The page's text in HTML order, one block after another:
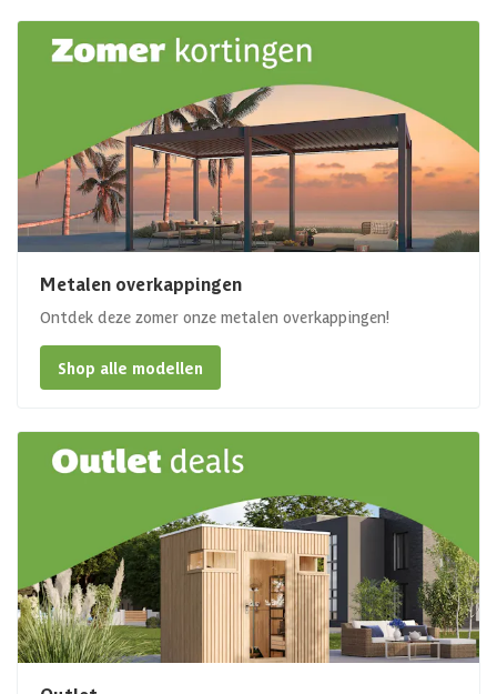
Metalen overkappingen
Ontdek deze zomer onze metalen overkappingen!
Shop alle modellen